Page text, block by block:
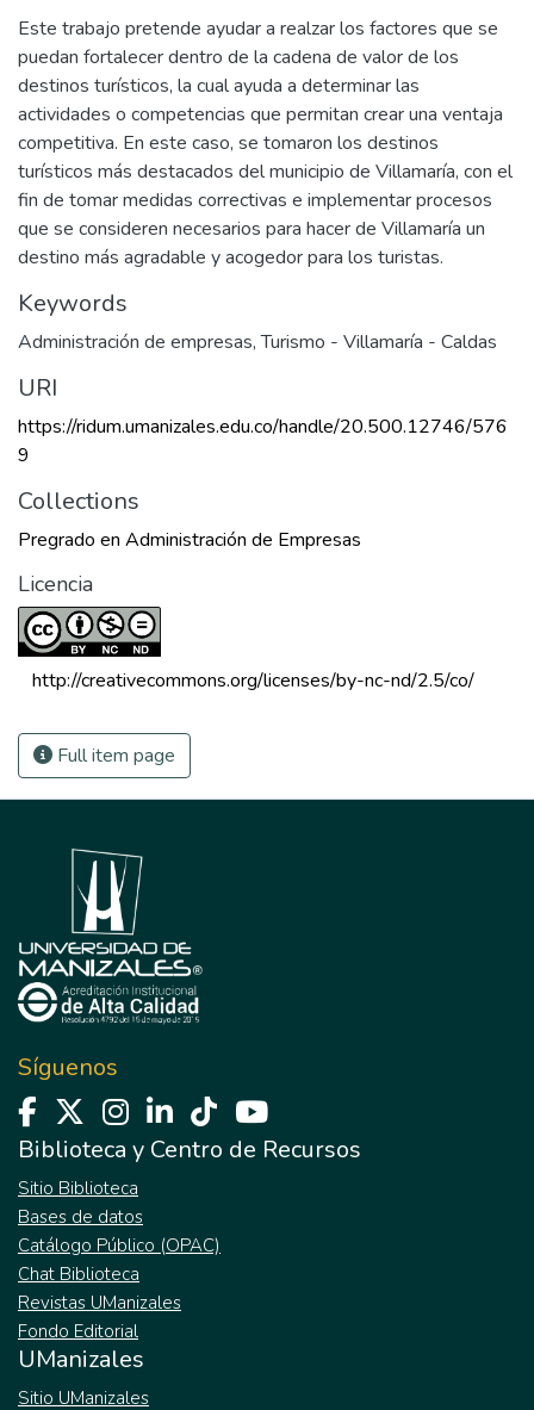
Este trabajo pretende ayudar a realzar los factores que se
puedan fortalecer dentro de la cadena de valor de los
destinos turísticos, la cual ayuda a determinar las
actividades o competencias que permitan crear una ventaja
competitiva. En este caso, se tomaron los destinos
turísticos más destacados del municipio de Villamaría, con el
fin de tomar medidas correctivas e implementar procesos
que se consideren necesarios para hacer de Villamaría un
destino más agradable y acogedor para los turistas.
Keywords
Administración de empresas,Turismo - Villamaría - Caldas
URI
https://ridum.umanizales.edu.co/handle/20.500.12746/576
9
Collections
Pregrado en Administración de Empresas
Licencia
http://creativecommons.org/licenses/by-nc-nd/2.5/co/
Full item page
Síguenos
Biblioteca y Centro de Recursos
Sitio Biblioteca
Bases de datos
Catálogo Público (OPAC)
Chat Biblioteca
Revistas UManizales
Fondo Editorial
UManizales
Sitio UManizales